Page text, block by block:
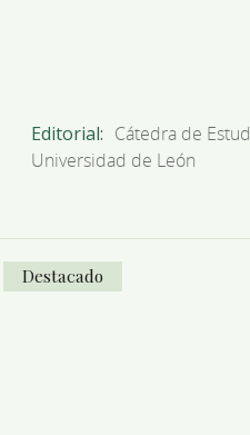
Editorial
Cátedra de
Universidad de León
Destacado